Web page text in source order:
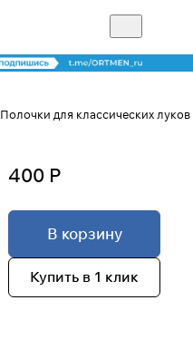
Полочки для классических луков
400 Р
В корзину
Купить в 1 клик